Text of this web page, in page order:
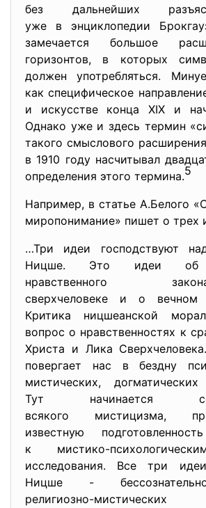
без дальнейших
уже в энциклопедии
замечается большое
горизонтов, в которых
должен употребляться.
как специфическое
и искусстве конца XIX и
Однако уже и здесь термин
такого смыслового
в 1910 году насчитывал
определения этого термина.5
Например, в статье А.Белого
миропонимание» пишет о трех
…Три идеи господствуют
Ницше. Это идеи об
нравственного
сверхчеловеке и о вечном
Критика ницшеанской
вопрос о нравственностях к
Христа и Лика
повергает нас в бездну
мистических,
Тут начинается
всякого мистицизма,
известную
к мистико-
исследования. Все три
Ницше -
религиозно-